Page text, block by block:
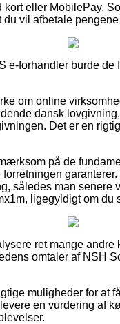
eller MobilePay.
vil afbetale
e-forhandler burde
om online
dansk
Det er en
på de
således man
ligegyldigt om
ret mange
omtaler af NSH
muligheder for at
en vurdering af